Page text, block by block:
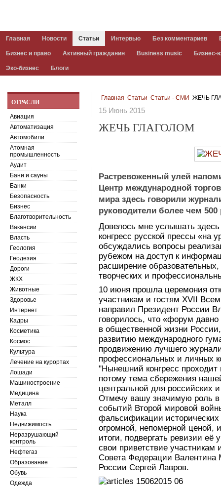
Главная Новости Статьи Интервью Без комментариев
Бизнес и право Активный гражданин Business music Бизнес-
Эко-бизнес Блоги
Главная Статьи Статьи - СМИ ЖЕЧЬ
15 Июнь 2015
ЖЕЧЬ ГЛАГОЛОМ
Растревоженный улей
Центр международной
мира здесь говорили
руководители более чем
Довелось мне услышать
конгресс русской прессы «на
обсуждались вопросы
рубежом на доступ к
расширение
творческих и
10 июня прошла церемония
участникам и гостям ХVII
направил Президент России
говорилось, что «форум
в общественной жизни
развитию международного
продвижению лучшего
профессиональных и личных
"Нынешний конгресс
потому тема сбережения
центральной для российских
Отмечу вашу значимую роль
событий Второй мировой
фальсификации
огромной, непомерной ценой,
итоги, подвергать ревизии
свои приветствие
Совета Федерации Валентина
России Сергей Лавров.
ОТРАСЛИ
Авиация
Автоматизация
Автомобили
Атомная
промышленность
Аудит
Бани и сауны
Банки
Безопасность
Бизнес
Благотворительность
Вакансии
Власть
Геология
Геодезия
Дороги
ЖКХ
Животные
Здоровье
Интернет
Кадры
Косметика
Космос
Культура
Лечение на курортах
Лошади
Машиностроение
Медицина
Металл
Наука
Недвижимость
Неразрушающий
контроль
Нефтегаз
Образование
Обувь
Одежда